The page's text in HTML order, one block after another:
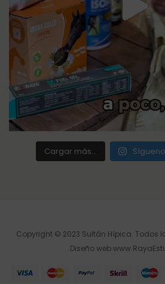
Cargar más...
Copyright © 2023 Sultán Hípica. Todos
Diseño web